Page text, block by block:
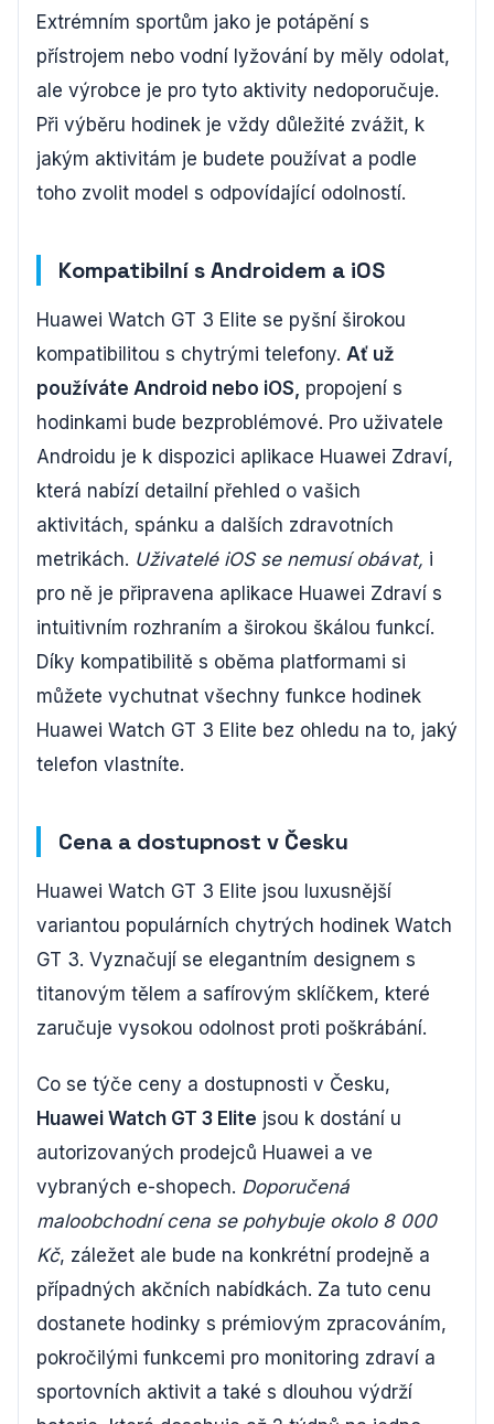
Extrémním sportům jako je potápění s
přístrojem nebo vodní lyžování by měly odolat,
ale výrobce je pro tyto aktivity nedoporučuje.
Při výběru hodinek je vždy důležité zvážit, k
jakým aktivitám je budete používat a podle
toho zvolit model s odpovídající odolností.
Kompatibilní s Androidem a iOS
Huawei Watch GT 3 Elite se pyšní širokou
kompatibilitou s chytrými telefony. Ať už
používáte Android nebo iOS, propojení s
hodinkami bude bezproblémové. Pro uživatele
Androidu je k dispozici aplikace Huawei Zdraví,
která nabízí detailní přehled o vašich
aktivitách, spánku a dalších zdravotních
metrikách. Uživatelé iOS se nemusí obávat, i
pro ně je připravena aplikace Huawei Zdraví s
intuitivním rozhraním a širokou škálou funkcí.
Díky kompatibilitě s oběma platformami si
můžete vychutnat všechny funkce hodinek
Huawei Watch GT 3 Elite bez ohledu na to, jaký
telefon vlastníte.
Cena a dostupnost v Česku
Huawei Watch GT 3 Elite jsou luxusnější
variantou populárních chytrých hodinek Watch
GT 3. Vyznačují se elegantním designem s
titanovým tělem a safírovým sklíčkem, které
zaručuje vysokou odolnost proti poškrábání.
Co se týče ceny a dostupnosti v Česku,
Huawei Watch GT 3 Elite jsou k dostání u
autorizovaných prodejců Huawei a ve
vybraných e-shopech. Doporučená
maloobchodní cena se pohybuje okolo 8 000
Kč, záležet ale bude na konkrétní prodejně a
případných akčních nabídkách. Za tuto cenu
dostanete hodinky s prémiovým zpracováním,
pokročilými funkcemi pro monitoring zdraví a
sportovních aktivit a také s dlouhou výdrží